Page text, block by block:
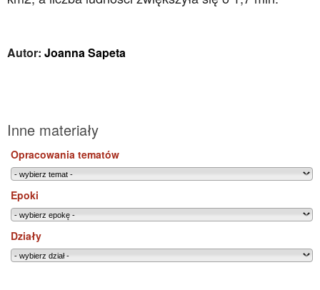
Autor: Joanna Sapeta
Inne materiały
Opracowania tematów
Epoki
Działy